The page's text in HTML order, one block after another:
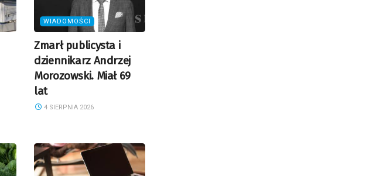
WIADOMOŚCI
Zmarł publicysta i
dziennikarz Andrzej
Morozowski. Miał 69
lat
4 SIERPNIA 2026